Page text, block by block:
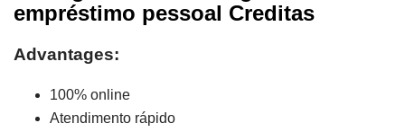
empréstimo pessoal Creditas
Advantages:
100% online
Atendimento rápido